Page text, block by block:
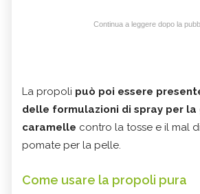
Continua a leggere dopo la
La propoli può poi essere
delle formulazioni di spray per la
caramelle contro la tosse e il mal
pomate per la pelle.
Come usare la propoli pura